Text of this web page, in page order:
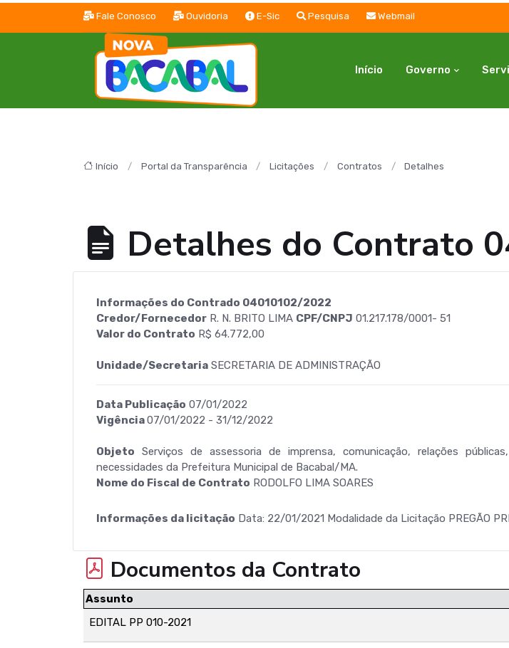
Fale Conosco Ouvidoria E-Sic Pesquisa Webmail
Início Governo
Início Portal da Transparência Licitações Contratos Detalhes
Detalhes do Contrato
Informações do Contrado 04010102/2022
Credor/Fornecedor R. N. BRITO LIMA CPF/CNPJ 01.217.178/0001- 51
Valor do Contrato R$ 64.772,00
Unidade/Secretaria SECRETARIA DE ADMINISTRAÇÃO
Data Publicação 07/01/2022
Vigência07/01/2022 - 31/12/2022
Objeto Serviços de assessoria de imprensa, comunicação, relações
necessidades da Prefeitura Municipal de Bacabal/MA.
Nome do Fiscal de Contrato RODOLFO LIMA SOARES
Informações da licitação Data: 22/01/2021 Modalidade da Licitação PREGÃO
Documentos da Contrato
Assunto
EDITAL PP 010-2021